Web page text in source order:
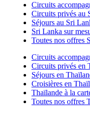
Circuits
Circuits privés au
Séjours au Sri
Sri Lanka sur
Toutes nos offres
Circuits
Circuits privés en
Séjours en
Croisières en
Thaïlande à la
Toutes nos offres